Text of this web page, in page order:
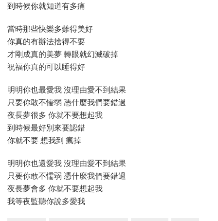
到時候你就知道有多痛
當時那些快樂多難得美好
你真的有辦法捨得不要
才剛成真的美夢 轉眼就幻滅破掉
祝福你真的可以睡得好
明明你也最愛我 沒理由愛不到結果
只要你敢不懦弱 憑什麼我們要錯過
夜長夢很多 你就不要想起我
到時候最好別來要認錯
你就不要 想我到 瘋掉
明明你也還愛我 沒理由愛不到結果
只要你敢不懦弱 憑什麼我們要錯過
夜長夢會多 你就不要想起我
我等夜監聽你說多愛我